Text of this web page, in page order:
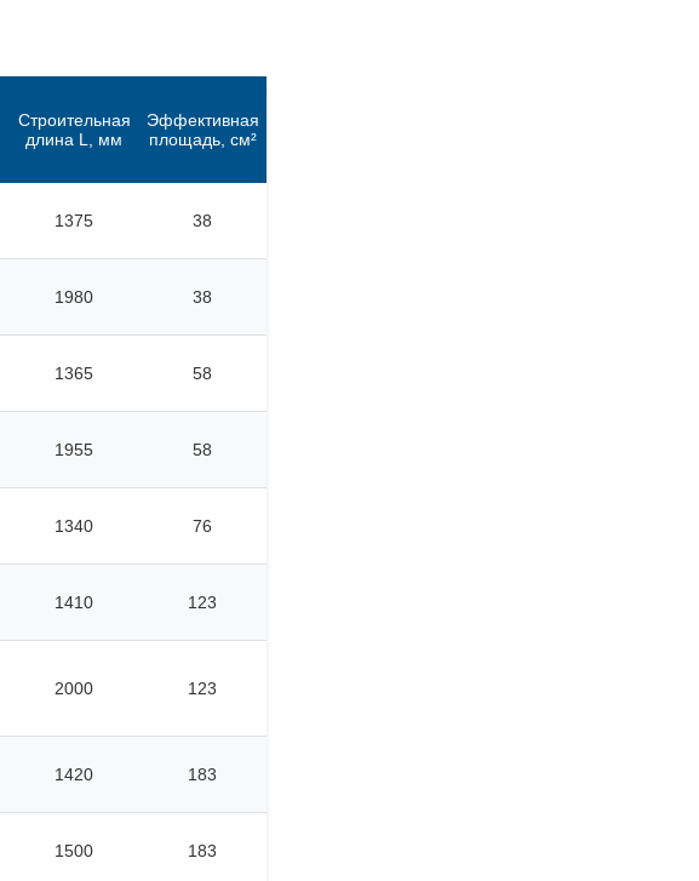
Строительная
длина L, мм
Эффективная
площадь, см²
1375 38
1980 38
1365 58
1955 58
1340 76
1410 123
2000 123
1420 183
1500 183